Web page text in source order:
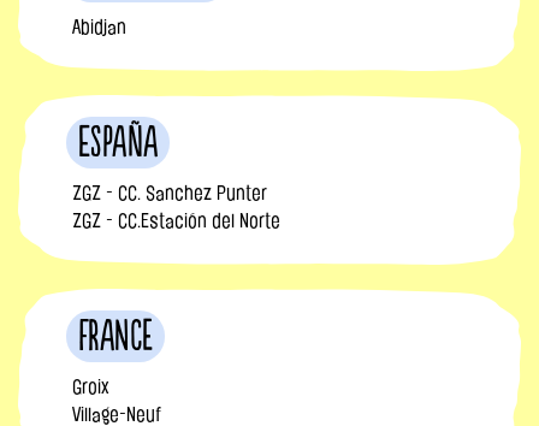
Abidjan
España
ZGZ - CC. Sanchez Punter
ZGZ - CC.Estación del Norte
France
Groix
Village-Neuf